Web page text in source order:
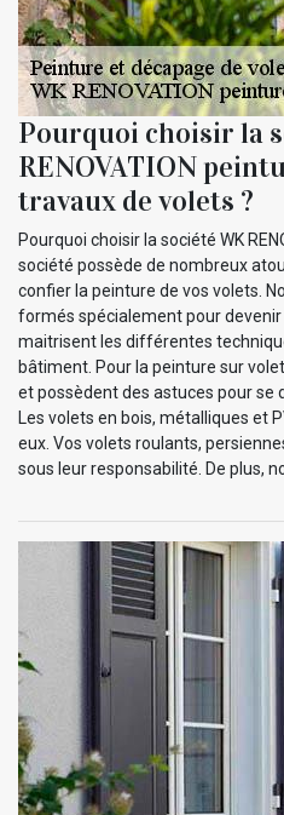
Pourquoi choisir la
RENOVATION
travaux de volets ?
Pourquoi choisir la société WK
société possède de nombreux
confier la peinture de vos volets.
formés spécialement pour
maitrisent les différentes
bâtiment. Pour la peinture sur
et possèdent des astuces pour se
Les volets en bois, métalliques et
eux. Vos volets roulants,
sous leur responsabilité. De plus,